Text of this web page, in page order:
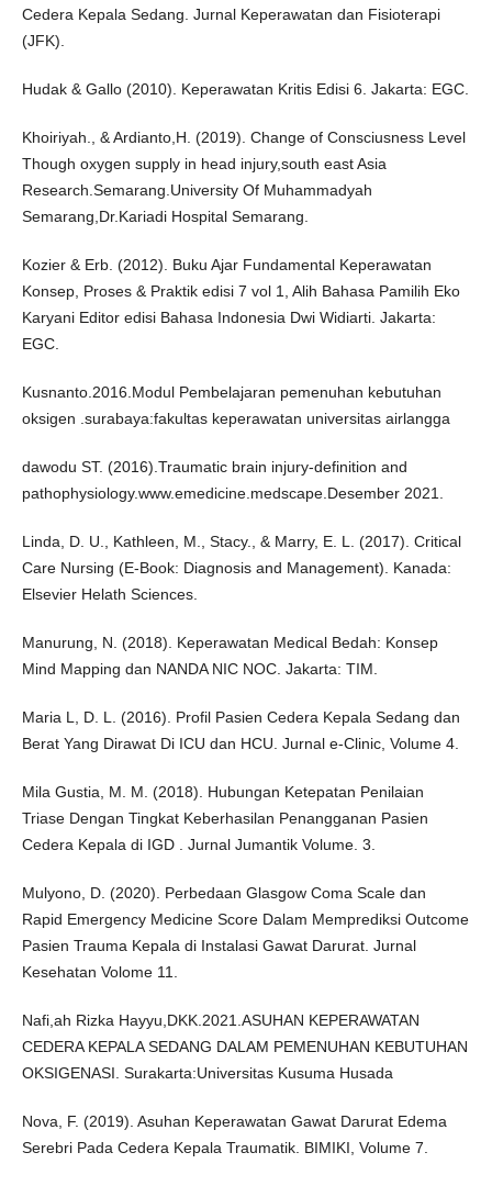
Cedera Kepala Sedang. Jurnal Keperawatan dan Fisioterapi
(JFK).
Hudak & Gallo (2010). Keperawatan Kritis Edisi 6. Jakarta: EGC.
Khoiriyah., & Ardianto,H. (2019). Change of Consciusness Level
Though oxygen supply in head injury,south east Asia
Research.Semarang.University Of Muhammadyah
Semarang,Dr.Kariadi Hospital Semarang.
Kozier & Erb. (2012). Buku Ajar Fundamental Keperawatan
Konsep, Proses & Praktik edisi 7 vol 1, Alih Bahasa Pamilih Eko
Karyani Editor edisi Bahasa Indonesia Dwi Widiarti. Jakarta:
EGC.
Kusnanto.2016.Modul Pembelajaran pemenuhan kebutuhan
oksigen .surabaya:fakultas keperawatan universitas airlangga
dawodu ST. (2016).Traumatic brain injury-definition and
pathophysiology.www.emedicine.medscape.Desember 2021.
Linda, D. U., Kathleen, M., Stacy., & Marry, E. L. (2017). Critical
Care Nursing (E-Book: Diagnosis and Management). Kanada:
Elsevier Helath Sciences.
Manurung, N. (2018). Keperawatan Medical Bedah: Konsep
Mind Mapping dan NANDA NIC NOC. Jakarta: TIM.
Maria L, D. L. (2016). Profil Pasien Cedera Kepala Sedang dan
Berat Yang Dirawat Di ICU dan HCU. Jurnal e-Clinic, Volume 4.
Mila Gustia, M. M. (2018). Hubungan Ketepatan Penilaian
Triase Dengan Tingkat Keberhasilan Penangganan Pasien
Cedera Kepala di IGD . Jurnal Jumantik Volume. 3.
Mulyono, D. (2020). Perbedaan Glasgow Coma Scale dan
Rapid Emergency Medicine Score Dalam Memprediksi Outcome
Pasien Trauma Kepala di Instalasi Gawat Darurat. Jurnal
Kesehatan Volome 11.
Nafi,ah Rizka Hayyu,DKK.2021.ASUHAN KEPERAWATAN
CEDERA KEPALA SEDANG DALAM PEMENUHAN KEBUTUHAN
OKSIGENASI. Surakarta:Universitas Kusuma Husada
Nova, F. (2019). Asuhan Keperawatan Gawat Darurat Edema
Serebri Pada Cedera Kepala Traumatik. BIMIKI, Volume 7.